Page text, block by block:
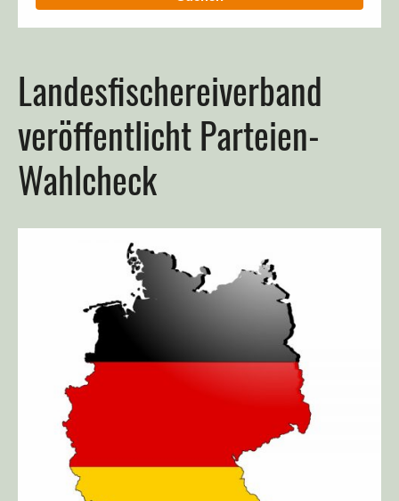
Richtigstellung 1. April
Ulmer Angler machen Nägel
mit Köpfen!
#ProtectWater: Angler für
gesunde Fischbestände
Landesfischereiverband
veröffentlicht Parteien-
Wahlcheck